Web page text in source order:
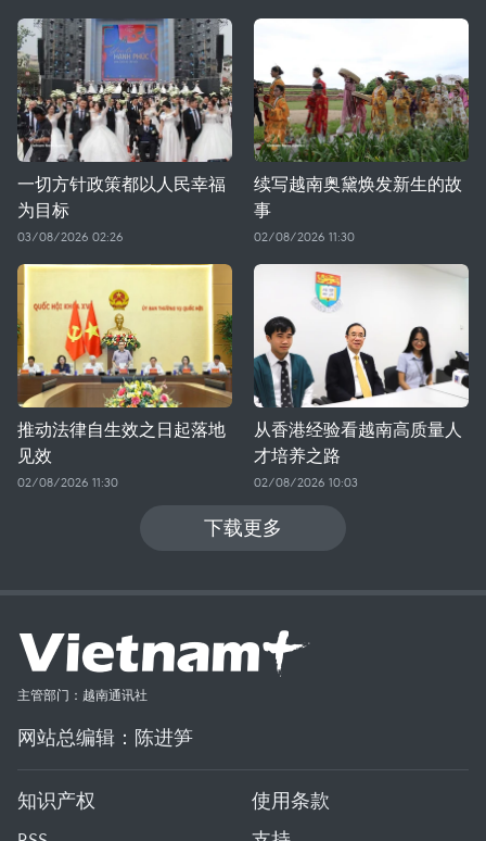
一切方针政策都以人民幸福
为目标
03/08/2026 02:26
续写越南奥黛焕发新生的故
事
02/08/2026 11:30
推动法律自生效之日起落地
见效
02/08/2026 11:30
从香港经验看越南高质量人
才培养之路
02/08/2026 10:03
下载更多
主管部门：越南通讯社
网站总编辑：陈进笋
知识产权
使用条款